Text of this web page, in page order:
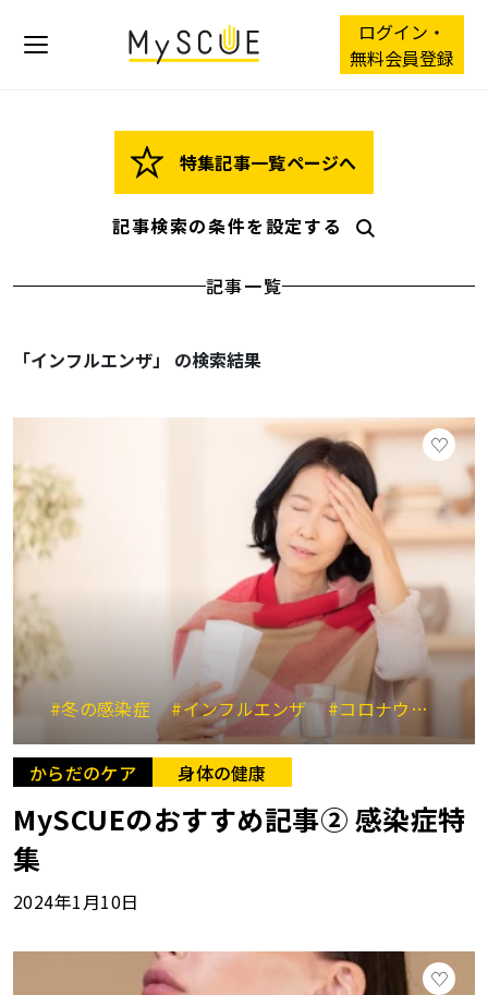
ログイン・
無料会員登録
特集記事一覧ページへ
記事検索の条件を設定する
記事一覧
「インフルエンザ」 の検索結果
#冬の感染症 #インフルエンザ #コロナウイルス
からだのケア 身体の健康
MySCUEのおすすめ記事② 感染症特
集
2024年1月10日